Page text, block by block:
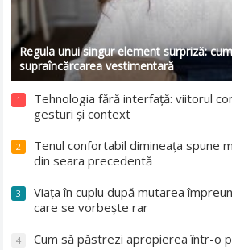
Regula unui singur element surpriză:
supraîncărcarea vestimentară
1
Tehnologia fără interfață: viitorul
gesturi și context
2
Tenul confortabil dimineața spune
din seara precedentă
3
Viața în cuplu după mutarea
care se vorbește rar
4 Cum să păstrezi apropierea într-o